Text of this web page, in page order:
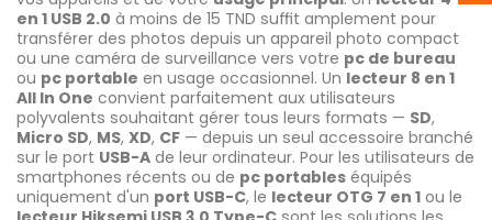
en 1 USB 2.0 à moins de 15 TND suffit amplement pour
transférer des photos depuis un appareil photo compact
ou une caméra de surveillance vers votre pc de bureau
ou pc portable en usage occasionnel. Un lecteur 8 en 1
All In One convient parfaitement aux utilisateurs
polyvalents souhaitant gérer tous leurs formats — SD,
Micro SD, MS, XD, CF — depuis un seul accessoire branché
sur le port USB-A de leur ordinateur. Pour les utilisateurs de
smartphones récents ou de pc portables équipés
uniquement d'un port USB-C, le lecteur OTG 7 en 1 ou le